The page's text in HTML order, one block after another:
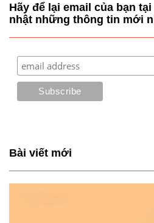
Hãy để lại email của bạn
nhật những thông tin mới
Bài viết mới